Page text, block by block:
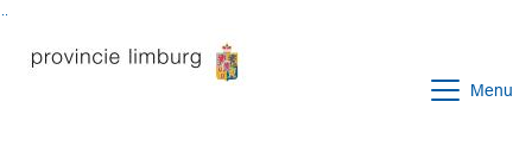
Menu